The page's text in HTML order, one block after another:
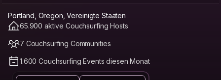
Portland, Oregon, Vereinigte Staaten
65.900 aktive Couchsurfing Hosts
7 Couchsurfing Communities
1.600 Couchsurfing Events diesen Monat